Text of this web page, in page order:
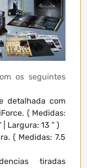
os seguintes
detalhada com
( Medidas:
Largura: 13 ” )
( Medidas: 7.5
tiradas